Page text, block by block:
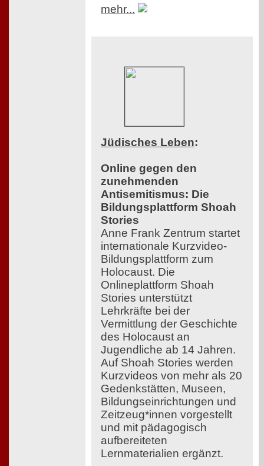
mehr...
Jüdisches Leben:
Online gegen den
zunehmenden
Antisemitismus: Die
Bildungsplattform Shoah
Stories
Anne Frank Zentrum startet
internationale Kurzvideo-
Bildungsplattform zum
Holocaust. Die
Onlineplattform Shoah
Stories unterstützt
Lehrkräfte bei der
Vermittlung der Geschichte
des Holocaust an
Jugendliche ab 14 Jahren.
Auf Shoah Stories werden
Kurzvideos von mehr als 20
Gedenkstätten, Museen,
Bildungseinrichtungen und
Zeitzeug*innen vorgestellt
und mit pädagogisch
aufbereiteten
Lernmaterialien ergänzt.